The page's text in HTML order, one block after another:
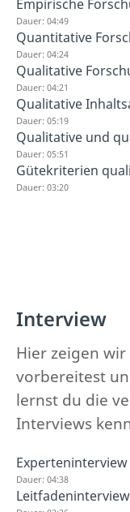
Empirische
Dauer: 04:49
Quantitative
Dauer: 04:24
Qualitative
Dauer: 04:21
Qualitative
Dauer: 05:19
Qualitative und
Dauer: 05:51
Gütekriterien
Dauer: 03:20
Interview
Hier zeigen
vorbereitest
lernst du die
Interviews
Experteninterview
Dauer: 04:38
Leitfadeninterview